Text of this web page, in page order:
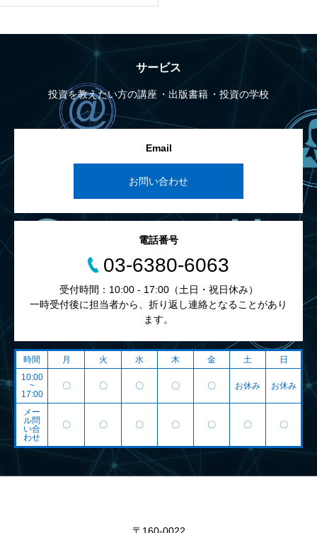
サービス
投資を教えたい方の講座 出版書籍 投資の学校
Email
お問い合わせ
電話番号
03-6380-6063
受付時間：10:00 - 17:00（土日・祝日休み）
一時受付後に担当者から、折り返し連絡となることがあり
ます。
時間 月 火 水 木 金 土
日
10:00
~
17:00
〇 〇 〇 〇 〇 お休み お休み
メー
ル問
い合
わせ
〇 〇 〇 〇 〇 〇 〇
〒160-0022